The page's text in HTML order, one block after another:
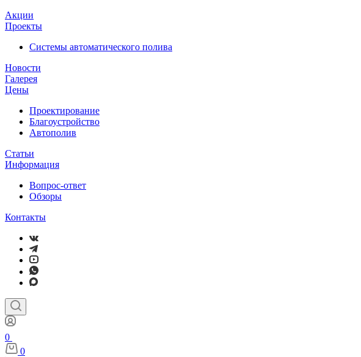
Акции
Проекты
Системы автоматического полива
Новости
Галерея
Цены
Проектирование
Благоустройство
Автополив
Статьи
Информация
Вопрос-ответ
Обзоры
Контакты
0
0